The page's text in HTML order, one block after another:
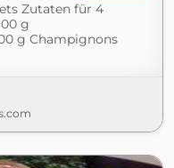
Zutaten für 4
g
g Champignons